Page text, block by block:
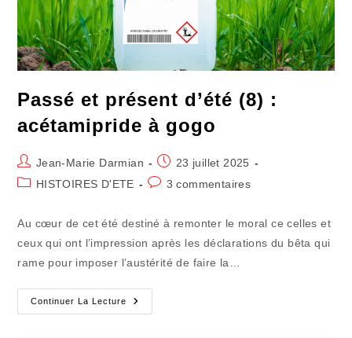
Passé et présent d’été (8) :
acétamipride à gogo
Auteur/autrice
de
Jean-Marie Darmian
Publication
publiée :
23 juillet 2025
PostHISTOIRES D'ETE
Commentaires
publication :
3 commentaires
Au cœur de cet été destiné à remonter le moral ce celles et
ceux qui ont l’impression après les déclarations du bêta qui
rame pour imposer l’austérité de faire la…
Continuer La Lecture
Passé
Et